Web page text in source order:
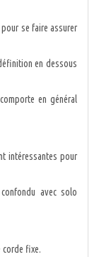
se faire assurer
en dessous
en général
intéressantes pour
avec solo
corde fixe.